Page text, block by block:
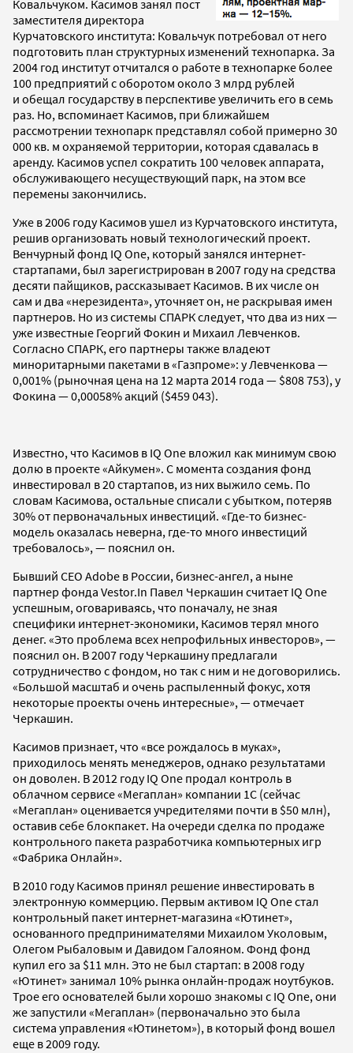
Ковальчуком. Касимов занял пост
заместителя директора
Курчатовского института: Ковальчук потребовал от него
подготовить план структурных изменений технопарка. За
2004 год институт отчитался о работе в технопарке более
100 предприятий с оборотом около 3 млрд рублей
и обещал государству в перспективе увеличить его в семь
раз. Но, вспоминает Касимов, при ближайшем
рассмотрении технопарк представлял собой примерно 30
000 кв. м охраняемой территории, которая сдавалась в
аренду. Касимов успел сократить 100 человек аппарата,
обслуживающего несуществующий парк, на этом все
перемены закончились.
Уже в 2006 году Касимов ушел из Курчатовского института,
решив организовать новый технологический проект.
Венчурный фонд IQ One, который занялся интернет-
стартапами, был зарегистрирован в 2007 году на средства
десяти пайщиков, рассказывает Касимов. В их числе он
сам и два «нерезидента», уточняет он, не раскрывая имен
партнеров. Но из системы СПАРК следует, что два из них —
уже известные Георгий Фокин и Михаил Левченков.
Согласно СПАРК, его партнеры также владеют
миноритарными пакетами в «Газпроме»: у Левченкова —
0,001% (рыночная цена на 12 марта 2014 года — $808 753), у
Фокина — 0,00058% акций ($459 043).
Известно, что Касимов в IQ One вложил как минимум свою
долю в проекте «Айкумен». С момента создания фонд
инвестировал в 20 стартапов, из них выжило семь. По
словам Касимова, остальные списали с убытком, потеряв
30% от первоначальных инвестиций. «Где-то бизнес-
модель оказалась неверна, где-то много инвестиций
требовалось», — пояснил он.
Бывший СЕО Adobe в России, бизнес-ангел, а ныне
партнер фонда Vestor.In Павел Черкашин считает IQ One
успешным, оговариваясь, что поначалу, не зная
специфики интернет-экономики, Касимов терял много
денег. «Это проблема всех непрофильных инвесторов», —
пояснил он. В 2007 году Черкашину предлагали
сотрудничество с фондом, но так с ним и не договорились.
«Большой масштаб и очень распыленный фокус, хотя
некоторые проекты очень интересные», — отмечает
Черкашин.
Касимов признает, что «все рождалось в муках»,
приходилось менять менеджеров, однако результатами
он доволен. В 2012 году IQ One продал контроль в
облачном сервисе «Мегаплан» компании 1С (сейчас
«Мегаплан» оценивается учредителями почти в $50 млн),
оставив себе блокпакет. На очереди сделка по продаже
контрольного пакета разработчика компьютерных игр
«Фабрика Онлайн».
В 2010 году Касимов принял решение инвестировать в
электронную коммерцию. Первым активом IQ One стал
контрольный пакет интернет-магазина «Ютинет»,
основанного предпринимателями Михаилом Уколовым,
Олегом Рыбаловым и Давидом Галояном. Фонд фонд
купил его за $11 млн. Это не был стартап: в 2008 году
«Ютинет» занимал 10% рынка онлайн-продаж ноутбуков.
Трое его основателей были хорошо знакомы с IQ One, они
же запустили «Мегаплан» (первоначально это была
система управления «Ютинетом»), в который фонд вошел
еще в 2009 году.